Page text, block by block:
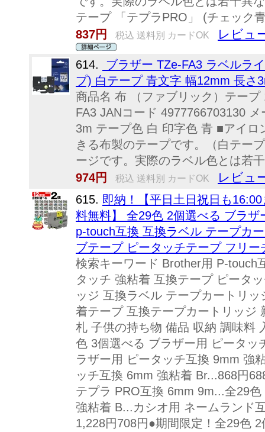
テープ 「テプラPRO」 (チェック
837円
税込 送料別 カードOK レビュ
614.
ブラザー TZe-FA3 ラベルラ
プ) 白テープ 青文字 幅12mm 長さ
商品名 布 （ファブリック）テー
FA3 JANコード 4977766703130
3m テープ色 白 印字色 青 ■アイロ
きる布製のテープです。（白テー
ージです。実際のラベル色とは若
974円
税込 送料別 カードOK レビュ
615. 即納！【平日土日祝日も
料無料】 全29色 2個選べる ブラ
p-touch互換 互換ラベル テープカ
ブテープ ピータッチテープ フリ
検索キーワード Brother用 P-touch
タッチ 強粘着 互換テープ ピータ
ッジ 互換ラベル テープカートリ
着テープ 互換テープカートリッジ
札 子供の持ち物 備品 収納 調味料
色 3個選べる ブラザー用 ピータ
ラザー用 ピータッチ互換 9mm 強
ッチ互換 6mm 強粘着 Br...868円
テプラ PRO互換 6mm 9m...全29
強粘着 B...カシオ用 ネームランド
1,228円708円●期間限定！全29色